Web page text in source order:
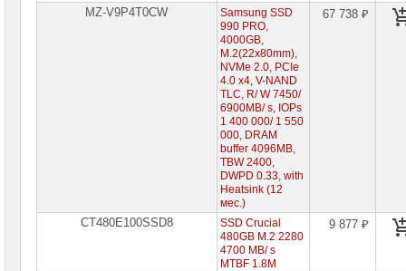
MZ-V9P4T0CW
Samsung SSD
990 PRO,
4000GB,
M.2(22x80mm),
NVMe 2.0, PCIe
4.0 x4, V-NAND
TLC, R/ W 7450/
6900MB/ s, IOPs
1 400 000/ 1 550
000, DRAM
buffer 4096MB,
TBW 2400,
DWPD 0.33, with
Heatsink (12
мес.)
67 738 ₽
CT480E100SSD8
SSD Crucial
480GB M.2 2280
4700 MB/ s
MTBF 1.8M
9 877 ₽